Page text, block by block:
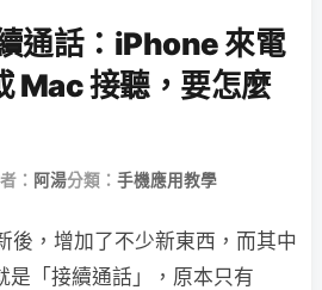
通話：iPhone 來電
Mac 接聽，要怎麼
： 阿湯分類： 手機應用教學
後，增加了不少新東西，而其中
是「接續通話」，原本只有